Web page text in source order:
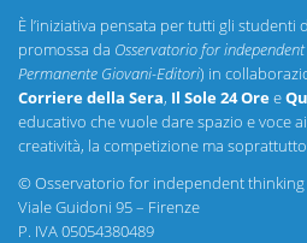
È l’iniziativa pensata per tutti gli
promossa da Osservatorio for
Permanente Giovani-Editori) in
Corriere della Sera, Il Sole 24 Oree
educativo che vuole dare spazio e voce
creatività, la competizione ma
©Osservatorio for independent thinking
Viale Guidoni 95 – Firenze
P. IVA 05054380489